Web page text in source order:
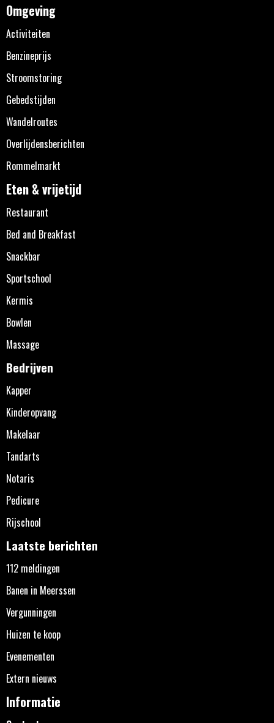
Omgeving
Activiteiten
Benzineprijs
Stroomstoring
Gebedstijden
Wandelroutes
Overlijdensberichten
Rommelmarkt
Eten & vrijetijd
Restaurant
Bed and Breakfast
Snackbar
Sportschool
Kermis
Bowlen
Massage
Bedrijven
Kapper
Kinderopvang
Makelaar
Tandarts
Notaris
Pedicure
Rijschool
Laatste berichten
112 meldingen
Banen in Meerssen
Vergunningen
Huizen te koop
Evenementen
Extern nieuws
Informatie